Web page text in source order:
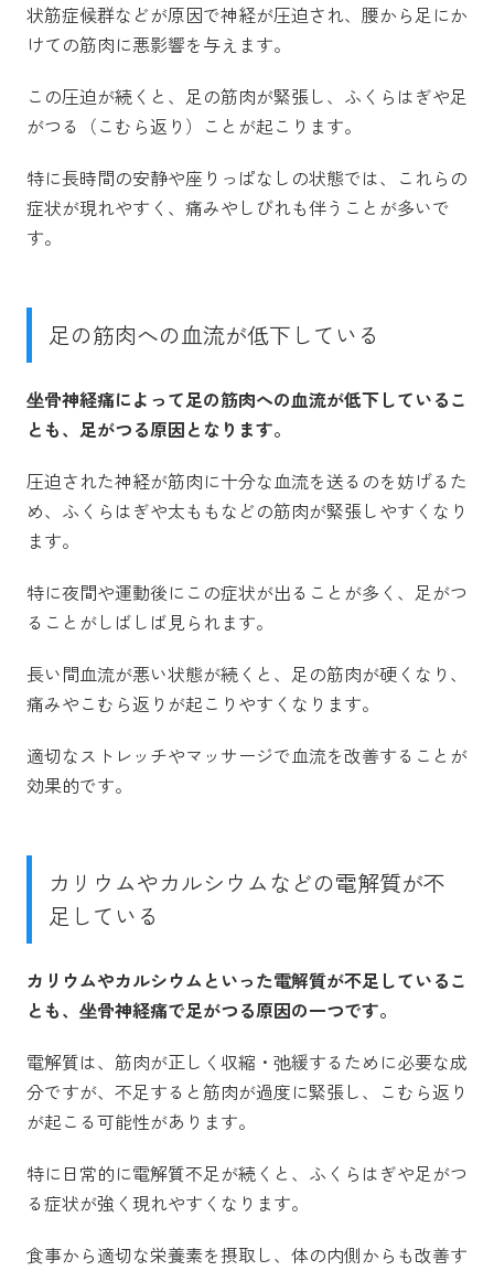
状筋症候群などが原因で神経が圧迫され、腰から足にか
けての筋肉に悪影響を与えます。
この圧迫が続くと、足の筋肉が緊張し、ふくらはぎや足
がつる（こむら返り）ことが起こります。
特に長時間の安静や座りっぱなしの状態では、これらの
症状が現れやすく、痛みやしびれも伴うことが多いで
す。
足の筋肉への血流が低下している
坐骨神経痛によって足の筋肉への血流が低下しているこ
とも、足がつる原因となります。
圧迫された神経が筋肉に十分な血流を送るのを妨げるた
め、ふくらはぎや太ももなどの筋肉が緊張しやすくなり
ます。
特に夜間や運動後にこの症状が出ることが多く、足がつ
ることがしばしば見られます。
長い間血流が悪い状態が続くと、足の筋肉が硬くなり、
痛みやこむら返りが起こりやすくなります。
適切なストレッチやマッサージで血流を改善することが
効果的です。
カリウムやカルシウムなどの電解質が不
足している
カリウムやカルシウムといった電解質が不足しているこ
とも、坐骨神経痛で足がつる原因の一つです。
電解質は、筋肉が正しく収縮・弛緩するために必要な成
分ですが、不足すると筋肉が過度に緊張し、こむら返り
が起こる可能性があります。
特に日常的に電解質不足が続くと、ふくらはぎや足がつ
る症状が強く現れやすくなります。
食事から適切な栄養素を摂取し、体の内側からも改善す